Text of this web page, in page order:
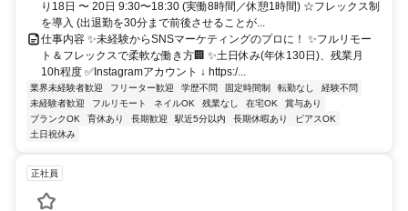
り18日 〜 20日 9:30〜18:30 (実働8時間／休憩1時間) ☆フレックス制
を導入 (出退勤を30分まで前後させることが...
仕事内容 ✨未経験からSNSマーケティングのプロに！ ✨フルリモー
ト＆フレックスで柔軟な働き方🏢 ✨土日休み(年休130日)、残業月
10h程度 ✅Instagramアカウント ↓ https:/...
業界未経験者歓迎 フリーター歓迎 学歴不問 固定時間制 転勤なし
経験不問
未経験者歓迎
フルリモート ネイルOK 残業なし 在宅OK
賞与あり
ブランクOK
育休あり 長期歓迎 駅近5分以内 長期休暇あり
ピアスOK
土日祝休み
正社員